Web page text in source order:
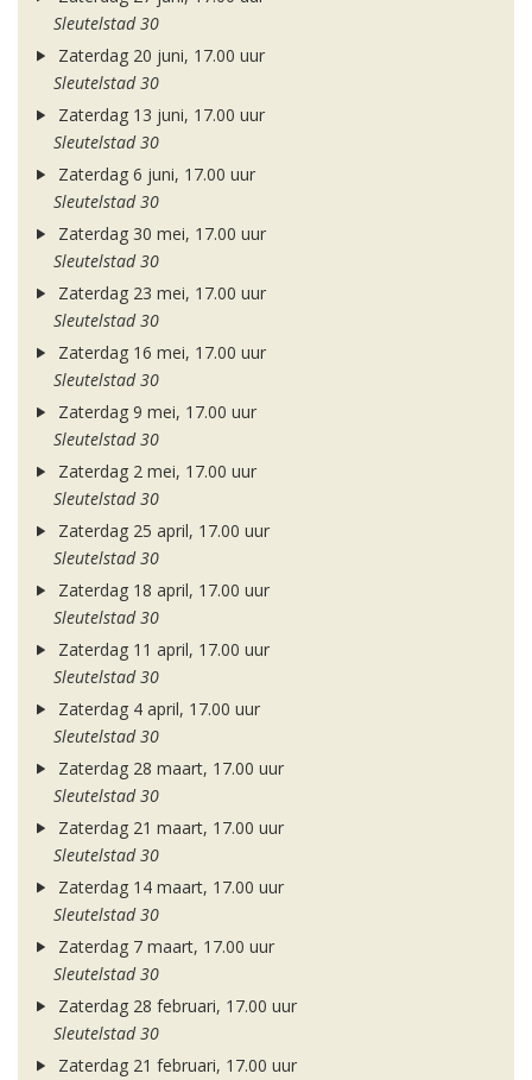
Sleutelstad 30
Zaterdag 20 juni, 17.00 uur
Sleutelstad 30
Zaterdag 13 juni, 17.00 uur
Sleutelstad 30
Zaterdag 6 juni, 17.00 uur
Sleutelstad 30
Zaterdag 30 mei, 17.00 uur
Sleutelstad 30
Zaterdag 23 mei, 17.00 uur
Sleutelstad 30
Zaterdag 16 mei, 17.00 uur
Sleutelstad 30
Zaterdag 9 mei, 17.00 uur
Sleutelstad 30
Zaterdag 2 mei, 17.00 uur
Sleutelstad 30
Zaterdag 25 april, 17.00 uur
Sleutelstad 30
Zaterdag 18 april, 17.00 uur
Sleutelstad 30
Zaterdag 11 april, 17.00 uur
Sleutelstad 30
Zaterdag 4 april, 17.00 uur
Sleutelstad 30
Zaterdag 28 maart, 17.00 uur
Sleutelstad 30
Zaterdag 21 maart, 17.00 uur
Sleutelstad 30
Zaterdag 14 maart, 17.00 uur
Sleutelstad 30
Zaterdag 7 maart, 17.00 uur
Sleutelstad 30
Zaterdag 28 februari, 17.00 uur
Sleutelstad 30
Zaterdag 21 februari, 17.00 uur